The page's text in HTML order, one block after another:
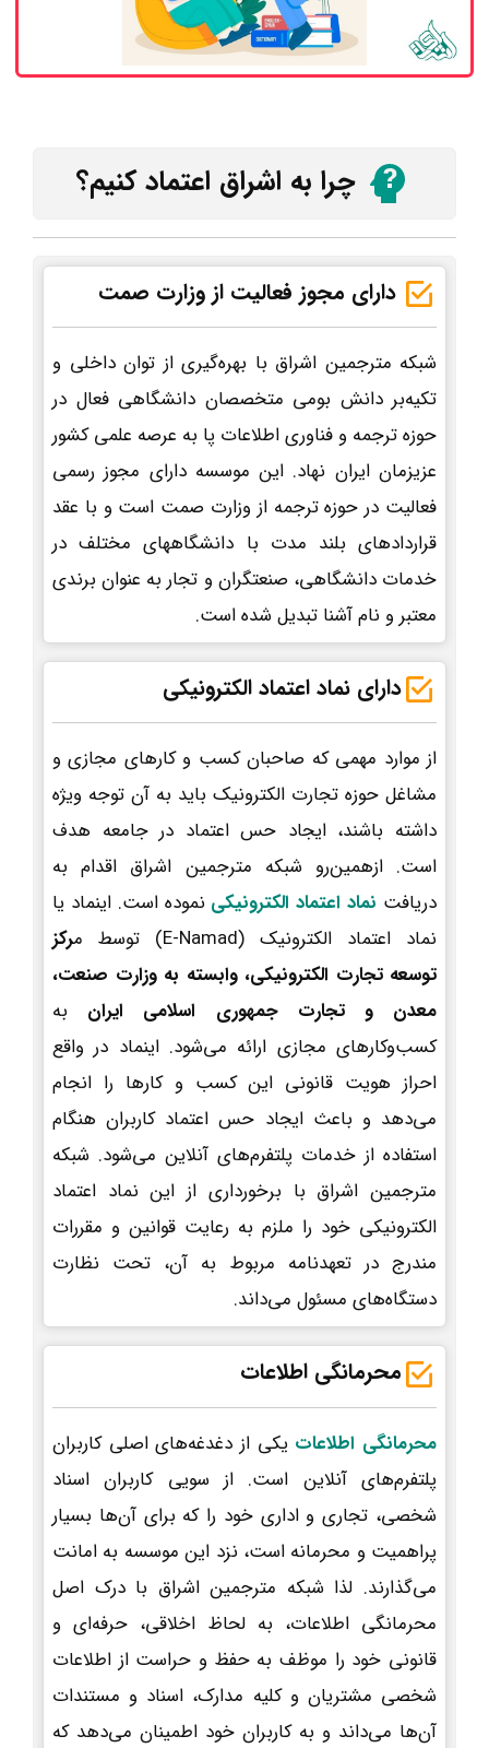
چرا به اشراق اعتماد کنیم؟
دارای مجوز فعالیت از وزارت صمت
شبکه مترجمین اشراق با بهره‌گیری از توان داخلی و
تکیه‌بر دانش بومی متخصصان دانشگاهی فعال در
حوزه ترجمه و فناوری اطلاعات پا به عرصه علمی کشور
عزیزمان ایران نهاد. این موسسه دارای مجوز رسمی
فعالیت در حوزه ترجمه از وزارت صمت است و با عقد
قراردادهای بلند مدت با دانشگاههای مختلف در
خدمات دانشگاهی، صنعتگران و تجار به عنوان برندی
معتبر و نام آشنا تبدیل شده است.
دارای نماد اعتماد الکترونیکی
از موارد مهمی که صاحبان کسب و کارهای مجازی و
مشاغل حوزه تجارت الکترونیک باید به آن توجه ویژه
داشته باشند، ایجاد حس اعتماد در جامعه هدف
است. ازهمین‌رو شبکه مترجمین اشراق اقدام به
دریافت نماد اعتماد الکترونیکی نموده است. اینماد یا
نماد اعتماد الکترونیک (E-Namad) توسط م
رکز
توسعه تجارت الکترونیکی، وابسته به وزارت صنعت،
معدن و تجارت جمهوری اسلامی ایران به
کسب‌وکارهای مجازی ارائه می‌شود. اینماد در واقع
احراز هویت قانونی این کسب و کارها را انجام
می‌دهد و باعث ایجاد حس اعتماد کاربران هنگام
استفاده از خدمات پلتفرم‌های آنلاین می‌شود. شبکه
مترجمین اشراق با برخورداری از این نماد اعتماد
الکترونیکی خود را ملزم به رعایت قوانین و مقررات
مندرج در تعهدنامه مربوط به آن، تحت نظارت
دستگاه‌های مسئول می‌داند.
محرمانگی اطلاعات
محرمانگی اطلاعات یکی از دغدغه‌های اصلی کاربران
پلتفرم‌های آنلاین است. از سویی کاربران اسناد
شخصی، تجاری و اداری خود را که برای آن‌ها بسیار
پراهمیت و محرمانه است، نزد این موسسه به امانت
می‌گذارند. لذا شبکه مترجمین اشراق با درک اصل
محرمانگی اطلاعات، به لحاظ اخلاقی، حرفه‌ای و
قانونی خود را موظف به حفظ و حراست از اطلاعات
شخصی مشتریان و کلیه مدارک، اسناد و مستندات
آن‌ها می‌داند و به کاربران خود اطمینان می‌دهد که